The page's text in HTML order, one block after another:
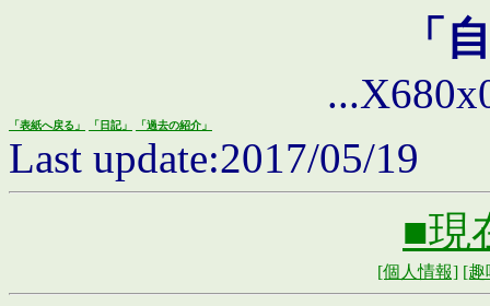
「
「表紙へ戻る」 「日記」 「過去の紹介」
Last update:2017/05/19
■現
[個人情報] [趣